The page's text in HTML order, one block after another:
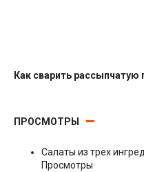
Как сварить рассыпчатую
ПРОСМОТРЫ
Салаты из трех
Просмотры